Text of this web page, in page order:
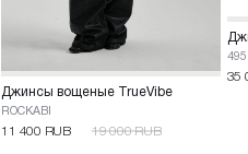
Джинсы вощеные TrueVibe
ROCKABI
11 400 RUB 19 000 RUB
495
35